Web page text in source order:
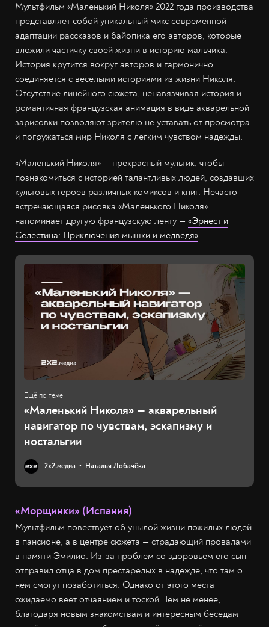
Мультфильм «Маленький Николя» 2022 года производства
представляет собой уникальный микс современной
адаптации рассказов и байопика его авторов, которые
вложили частичку своей жизни в историю мальчика.
История крутится вокруг авторов и гармонично
соединяется с весёлыми историями из жизни Николя.
Отсутствие линейного сюжета, ненавязчивая история и
романтичная французская анимация в виде акварельной
зарисовки позволяют зрителю не уставать от просмотра
и погружаться мир Николя с лёгким чувством надежды.
«Маленький Николя» — прекрасный мультик, чтобы
познакомиться с историей талантливых людей, создавших
культовых героев различных комиксов и книг. Нечасто
встречающаяся рисовка «Маленького Николя»
напоминает другую французскую ленту — «Эрнест и
Селестина: Приключения мышки и медведя».
«Маленький Николя» — акварельный
навигатор по чувствам, эскапизму и
ностальгии
2х2.медиа Наталья Лобачёва
«Морщинки» (Испания)
Мультфильм повествует об унылой жизни пожилых людей
в пансионе, а в центре сюжета — страдающий провалами
в памяти Эмилио. Из-за проблем со здоровьем его сын
отправил отца в дом престарелых в надежде, что там о
нём смогут позаботиться. Однако от этого места
ожидаемо веет отчаянием и тоской. Тем не менее,
благодаря новым знакомствам и интересным беседам